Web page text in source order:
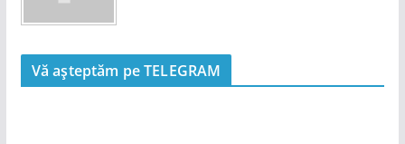
Vă așteptăm pe TELEGRAM